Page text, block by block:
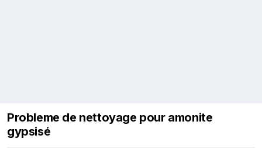
Probleme de nettoyage pour amonite
gypsisé